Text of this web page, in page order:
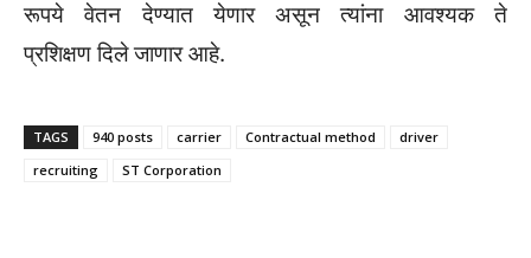
रूपये वेतन देण्यात येणार असून त्यांना आवश्यक ते
प्रशिक्षण दिले जाणार आहे.
TAGS 940 posts carrier Contractual method
driver
recruiting
ST Corporation